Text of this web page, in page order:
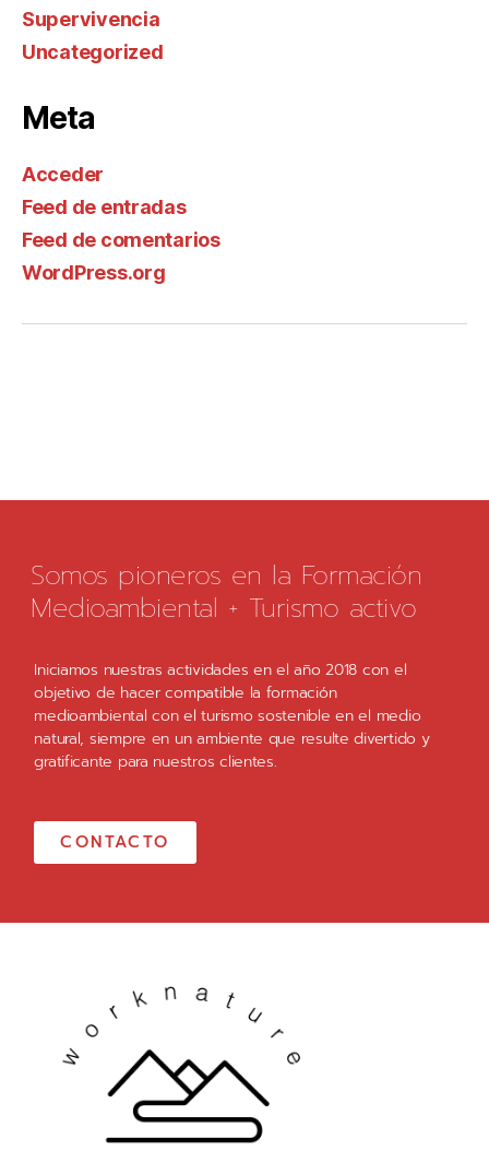
Supervivencia
Uncategorized
Meta
Acceder
Feed de entradas
Feed de comentarios
WordPress.org
Somos pioneros en la Formación
Medioambiental + Turismo activo
Iniciamos nuestras actividades en el año 2018 con el
objetivo de hacer compatible la formación
medioambiental con el turismo sostenible en el medio
natural, siempre en un ambiente que resulte divertido y
gratificante para nuestros clientes.
CONTACTO